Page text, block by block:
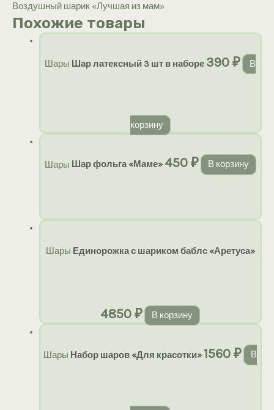
Воздушный шарик «Лучшая из мам»
Похожие товары
Шары Шар латексный 3 шт в наборе 390₽ В
корзину
Шары Шар фольга «Маме» 450₽ В корзину
Шары Единорожка с шариком баблс «Аретуса»
4850₽ В корзину
Шары Набор шаров «Для красотки» 1560₽ В